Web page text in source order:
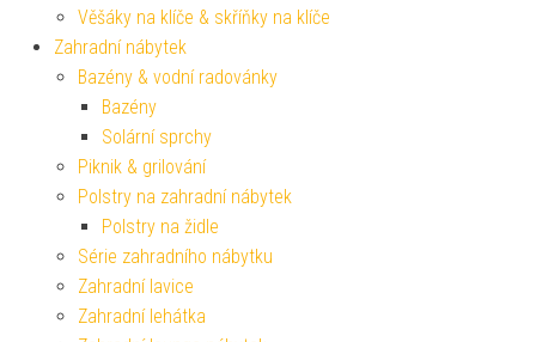
Věšáky na klíče & skříňky na klíče
Zahradní nábytek
Bazény & vodní radovánky
Bazény
Solární sprchy
Piknik & grilování
Polstry na zahradní nábytek
Polstry na židle
Série zahradního nábytku
Zahradní lavice
Zahradní lehátka